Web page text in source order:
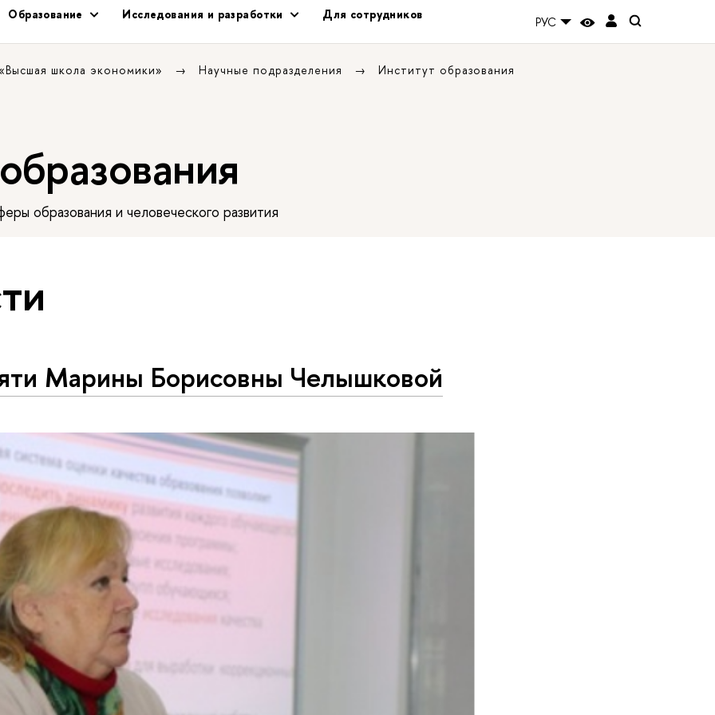
Образование Исследования и разработки Для сотрудников РУС
школа экономики» Научные подразделения Институт образования
образования и человеческого развития
Марины Борисовны Челышковой